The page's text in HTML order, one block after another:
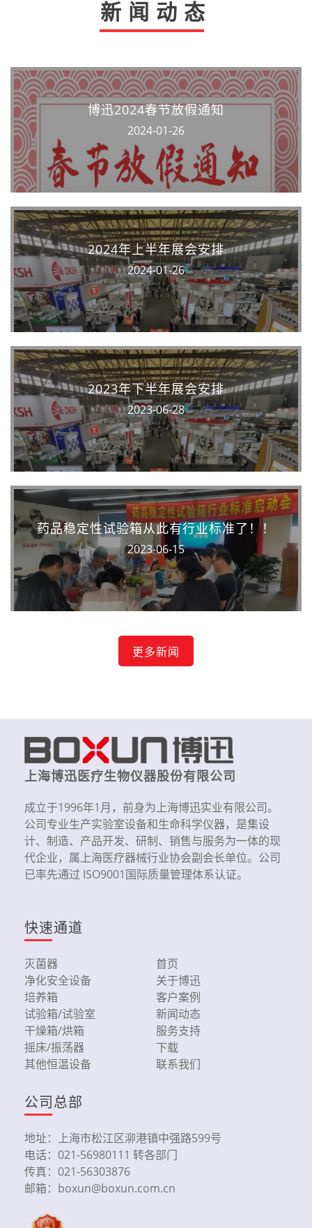
新闻动态
博迅2024春节放假通知
2024-01-26
2024年上半年展会安排
2024-01-26
2023年下半年展会安排
2023-06-28
药品稳定性试验箱从此有行业标准了！！
2023-06-15
更多新闻
上海博迅医疗生物仪器股份有限公司
成立于1996年1月，前身为上海博迅实业有限公司。
公司专业生产实验室设备和生命科学仪器，是集设
计、制造、产品开发、研制、销售与服务为一体的现
代企业，属上海医疗器械行业协会副会长单位。公司
已率先通过 ISO9001国际质量管理体系认证。
快速通道
灭菌器
净化安全设备
培养箱
试验箱/试验室
干燥箱/烘箱
摇床/振荡器
其他恒温设备
首页
关于博迅
客户案例
新闻动态
服务支持
下载
联系我们
公司总部
地址：上海市松江区泖港镇中强路599号
电话：021-56980111 转各部门
传真：021-56303876
邮箱：boxun@boxun.com.cn